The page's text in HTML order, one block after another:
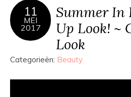
11
MEI
2017
Summer In
Up Look! ~
Look
Categorieën: Beauty